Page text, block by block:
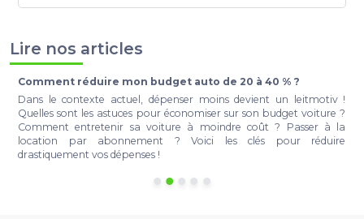
Lire nos articles
Comment réduire mon budget auto de 20 à 40 % ?
Dans le contexte actuel, dépenser moins devient un leitmotiv !
Quelles sont les astuces pour économiser sur son budget voiture ?
Comment entretenir sa voiture à moindre coût ? Passer à la
location par abonnement ? Voici les clés pour réduire
drastiquement vos dépenses !